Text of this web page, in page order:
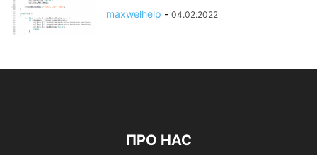
maxwelhelp - 04.02.2022
ПРО НАС